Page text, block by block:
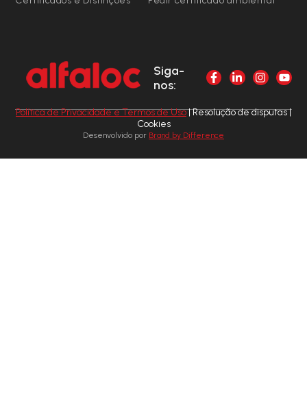
Siga-
nos:
Política de Privacidade e Termos de Uso| Resolução de disputas |
Cookies
Desenvolvido por Brand by Difference